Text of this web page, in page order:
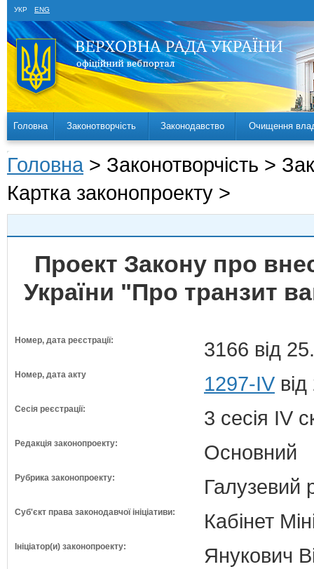
УКР ENG
Головна Законотворчість Законодавство Очищення
Головна > Законотворчість >
Картка законопроекту >
Проект Закону про
України "Про транзит
Номер, дата реєстрації: 3166 від
Номер, дата акту 1297-IV
Сесія реєстрації: 3 сесія IV
Редакція законопроекту: Основний
Рубрика законопроекту: Галузевий
Суб'єкт права законодавчої ініціативи: Кабінет
Ініціатор(и) законопроекту:
Янукович